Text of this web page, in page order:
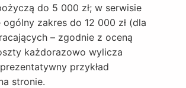
do 5 000 zł; w serwisie
zakres do 12 000 zł (dla
– zgodnie z oceną
każdorazowo wylicza
przykład
stronie.